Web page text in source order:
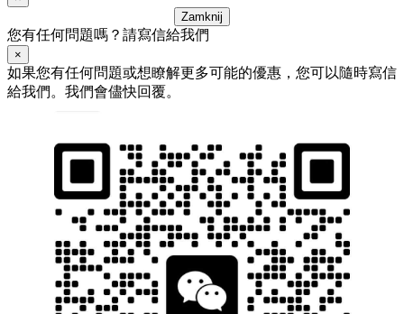
Zamknij
您有任何問題嗎？請寫信給我們
×
如果您有任何問題或想瞭解更多可能的優惠，您可以隨時寫信
給我們。我們會儘快回覆。